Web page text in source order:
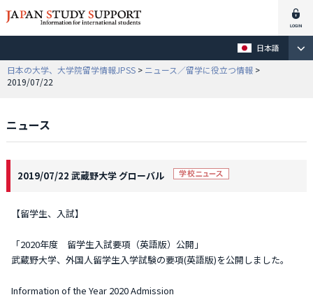
日本語
日本の大学、大学院留学情報JPSS > ニュース／留学に役立つ情報 >
2019/07/22
ニュース
2019/07/22 武蔵野大学 グローバル
【留学生、入試】
「2020年度 留学生入試要項（英語版）公開」
武蔵野大学、外国人留学生入学試験の要項(英語版)を公開しました。
Information of the Year 2020 Admission